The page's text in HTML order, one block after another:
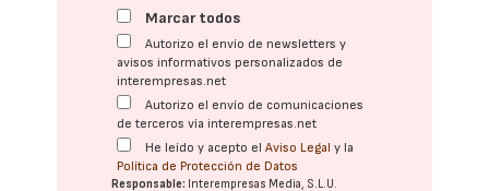
Marcar todos
Autorizo el envío de newsletters y
avisos informativos personalizados de
interempresas.net
Autorizo el envío de comunicaciones
de terceros vía interempresas.net
He leído y acepto elAviso Legal y la
Política de Protección de Datos
Responsable: Interempresas Media, S.L.U.